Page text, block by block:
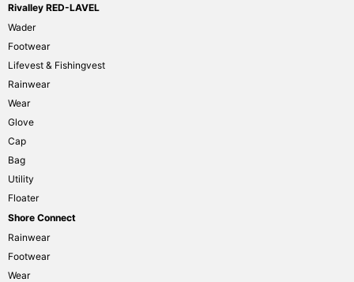
Rivalley RED-LAVEL
Wader
Footwear
Lifevest & Fishingvest
Rainwear
Wear
Glove
Cap
Bag
Utility
Floater
Shore Connect
Rainwear
Footwear
Wear